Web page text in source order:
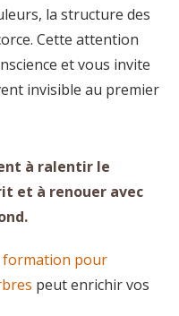
la structure des
Cette attention
et vous invite
invisible au premier
à ralentir le
et à renouer avec
formation pour
peut enrichir vos